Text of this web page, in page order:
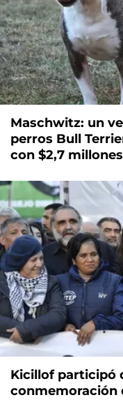
Maschwitz: un
perros Bull
con $2,7 millones
Kicillof participó
conmemoración